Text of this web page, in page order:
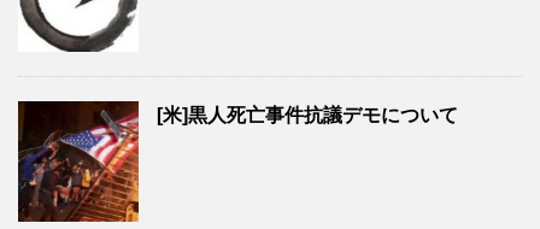
[米]黒人死亡事件抗議デモについて